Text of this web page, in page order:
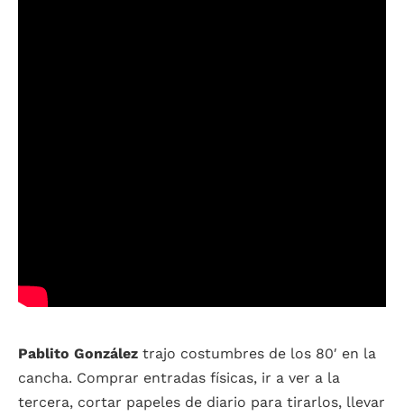
Pablito González trajo costumbres de los 80′ en la
cancha. Comprar entradas físicas, ir a ver a la
tercera, cortar papeles de diario para tirarlos, llevar